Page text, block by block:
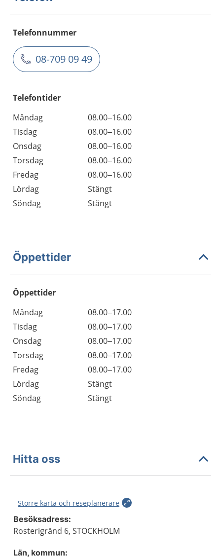
Telefonnummer
08-709 09 49
Telefontider
Måndag
08.00–16.00
Tisdag
08.00–16.00
Onsdag
08.00–16.00
Torsdag
08.00–16.00
Fredag
08.00–16.00
Lördag
Stängt
Söndag
Stängt
Öppettider
Öppettider
Dag
Öppettider
Kommentarer
Måndag
08.00–17.00
Tisdag
08.00–17.00
Onsdag
08.00–17.00
Torsdag
08.00–17.00
Fredag
08.00–17.00
Lördag
Stängt
Söndag
Stängt
Hitta oss
Större karta och reseplanerare
Besöksadress:
Rosterigränd 6, STOCKHOLM
Län, kommun: